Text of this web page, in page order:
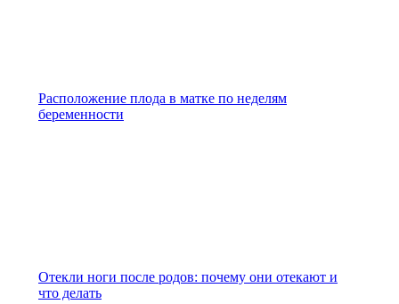
Расположение плода в матке по неделям
беременности
Отекли ноги после родов: почему они отекают и
что делать